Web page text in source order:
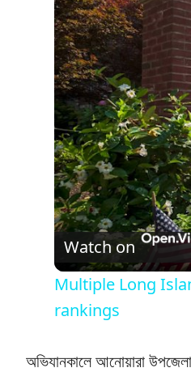
Watch on
Multiple Long
rankings
অভিযানকালে আনোয়ারা উপজেলা